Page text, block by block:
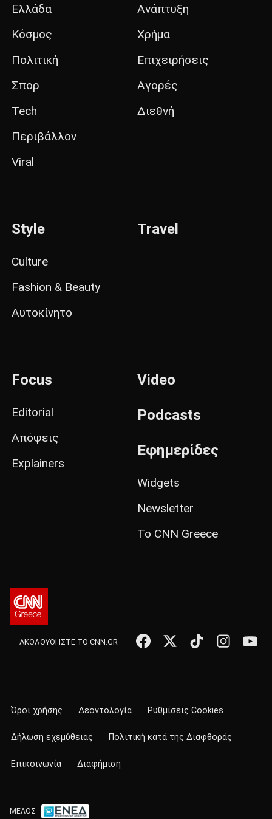
Ελλάδα
Κόσμος
Πολιτική
Σπορ
Tech
Περιβάλλον
Viral
Ανάπτυξη
Χρήμα
Επιχειρήσεις
Αγορές
Διεθνή
Style
Culture
Fashion & Beauty
Αυτοκίνητο
Travel
Focus
Editorial
Απόψεις
Explainers
Video
Podcasts
Εφημερίδες
Widgets
Newsletter
Το CNN Greece
ΑΚΟΛΟΥΘΗΣΤΕ ΤΟ CNN.GR
Όροι χρήσης Δεοντολογία Ρυθμίσεις Cookies
Δήλωση εχεμύθειας Πολιτική κατά της Διαφθοράς
Επικοινωνία Διαφήμιση
ΜΕΛΟΣ